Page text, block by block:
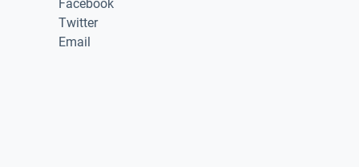
Facebook
Twitter
Email